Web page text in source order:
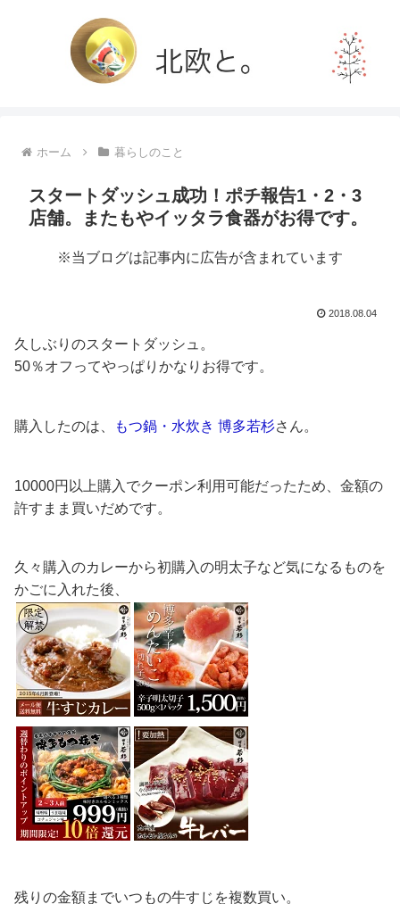
ホーム 暮らしのこと
スタートダッシュ成功！ポチ報告1・2・3
店舗。またもやイッタラ食器がお得です。
※当ブログは記事内に広告が含まれています
2018.08.04
久しぶりのスタートダッシュ。
50％オフってやっぱりかなりお得です。
購入したのは、 もつ鍋・水炊き 博多若杉さん。
10000円以上購入でクーポン利用可能だったため、金額の
許すまま買いだめです。
久々購入のカレーから初購入の明太子など気になるものを
かごに入れた後、
残りの金額までいつもの牛すじを複数買い。